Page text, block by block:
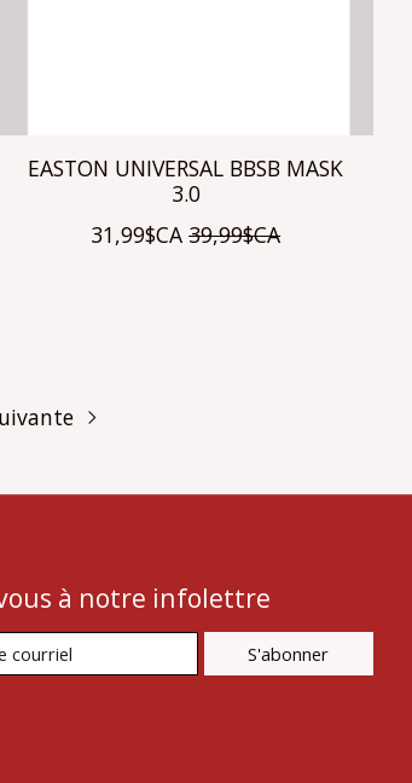
EASTON UNIVERSAL BBSB MASK
3.0
31,99$CA 39,99$CA
à notre infolettre
S'abonner